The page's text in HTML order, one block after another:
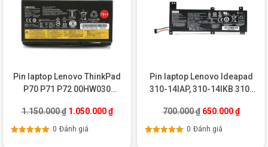
Pin laptop Lenovo ThinkPad
P70 P71 P72 00HW030
1.150.000₫ Giá gốc là: 1.150.000 ₫.
1.050.000₫Giá hiện tại là: 1.050.000 ₫.
0 Đánh giá
Pin laptop Lenovo Ideapad
310-14IAP, 310-14IKB 310-
700.000₫ Giá gốc là:
650.000₫Giá
0 Đánh giá